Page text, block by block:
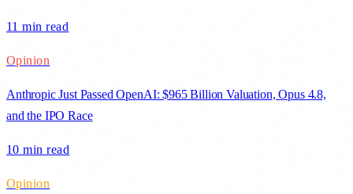
11 min read
Opinion
Anthropic Just Passed OpenAI: $965 Billion Valuation, Opus 4.8,
and the IPO Race
10 min read
Opinion